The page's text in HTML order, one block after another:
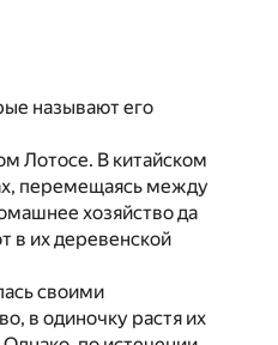
называют его
Лотосе. В китайском
перемещаясь между
хозяйство да
в их деревенской
своими
в одиночку растя их